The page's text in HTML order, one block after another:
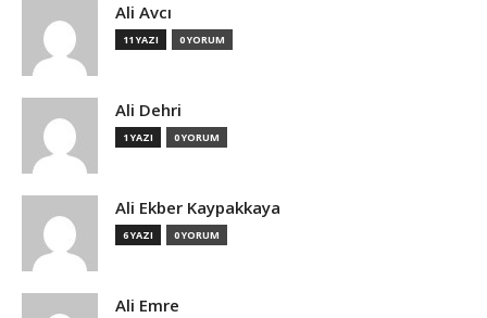
Ali Avcı
11 YAZI 0 YORUM
Ali Dehri
1 YAZI 0 YORUM
Ali Ekber Kaypakkaya
6 YAZI 0 YORUM
Ali Emre